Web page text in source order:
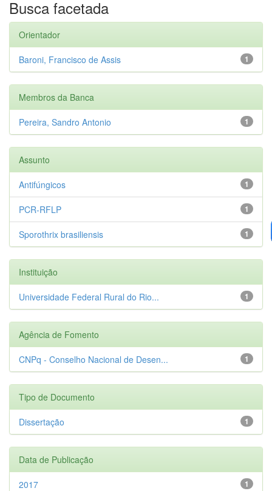
Busca facetada
Orientador
1
Baroni, Francisco de Assis
Membros da Banca
1
Pereira, Sandro Antonio
Assunto
1
Antifúngicos
1
PCR-RFLP
1
Sporothrix brasiliensis
Instituição
1
Universidade Federal Rural do Rio...
Agência de Fomento
1
CNPq - Conselho Nacional de Desen...
Tipo de Documento
1
Dissertação
Data de Publicação
1
2017